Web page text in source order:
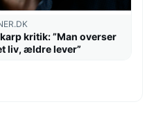
kritik: ”Man overser
liv, ældre lever”